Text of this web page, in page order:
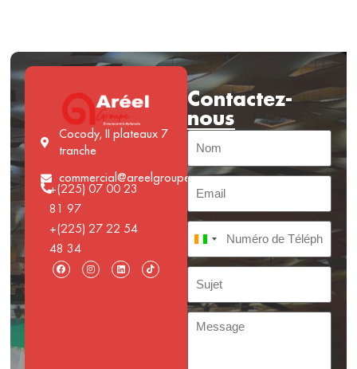
Cocody, II plateaux 7
tranche
commercial@areelgroupe.com
+(225) 07 00 23
81 97
+(225) 27 22 54
48 34
Contactez-
nous
Côte d’Ivoire +225